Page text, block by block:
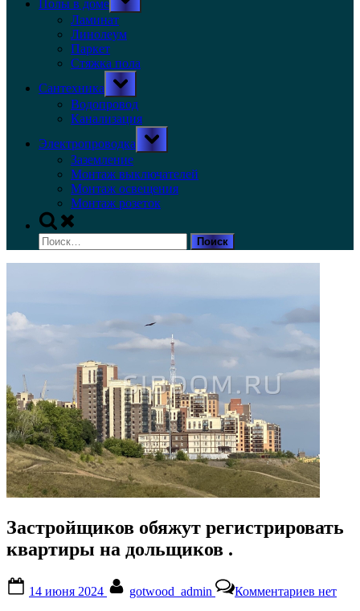
Полы в доме
sub-
menu
Ламинат
Линолеум
Паркет
Стяжка пола
Сантехника
Toggle
sub-
menu
Водопровод
Канализация
Электропроводка
Toggle
sub-
Заземление
Монтаж выключателей
Монтаж освещения
Монтаж розеток
Toggle
search
form
Найти:
Застройщиков обяжут регистрировать
квартиры на дольщиков .
on
14 июня 2024 gotwood_admin Комментариевзаписи
нет